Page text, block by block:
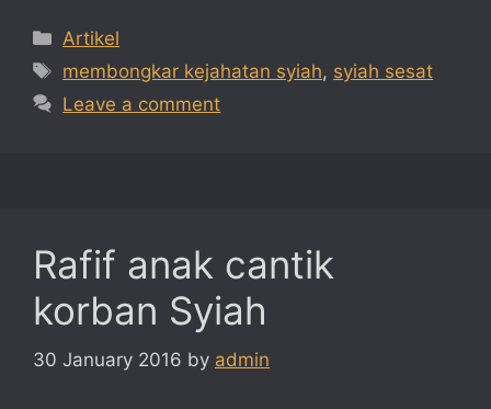
Categories
Artikel
Tags
membongkar kejahatan syiah, syiah sesat
Leave a comment
Rafif anak cantik
korban Syiah
30 January 2016 by admin